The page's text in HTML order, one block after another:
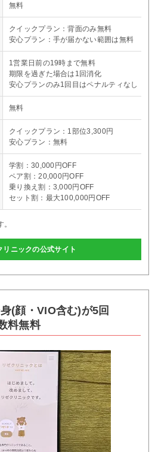
無料
クイックプラン：背面のみ無料
安心プラン：手が届かない範囲は無料
1営業日前の19時まで無料
期限を過ぎた場合は1回消化
安心プランのみ1回目はペナルティなし
無料
クイックプラン：1部位3,300円
安心プラン：無料
学割：30,000円OFF
ペア割：20,000円OFF
乗り換え割：3,000円OFF
セット割：最大100,000円OFF
リニックの公式サイト
(顔・VIO含む)が5回
料無料